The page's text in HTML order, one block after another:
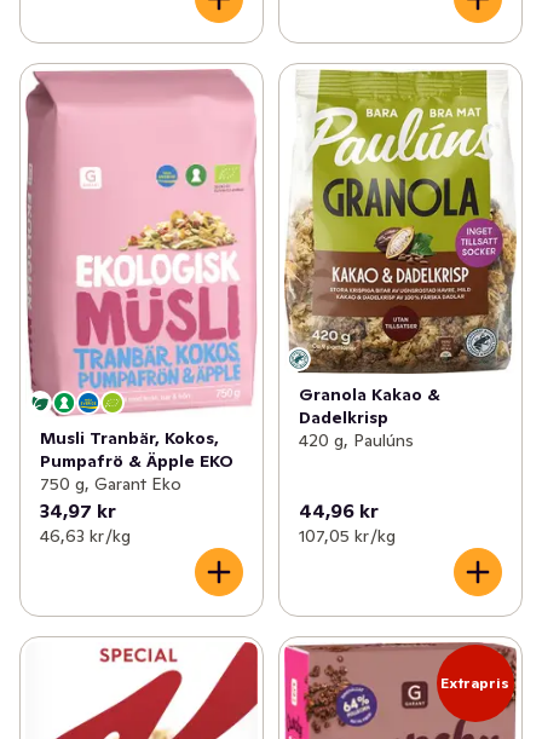
Musli Tranbär, Kokos,
Pumpafrö & Äpple EKO
750 g, Garant Eko
34,97 kr
46,63 kr /kg
Granola Kakao &
Dadelkrisp
420 g, Paulúns
44,96 kr
107,05 kr /kg
Extrapris